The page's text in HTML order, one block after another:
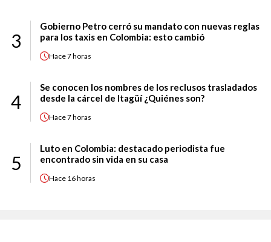
3
Gobierno Petro cerró su mandato con nuevas reglas
para los taxis en Colombia: esto cambió
Hace7 horas
4
Se conocen los nombres de los reclusos trasladados
desde la cárcel de Itagüí ¿Quiénes son?
Hace7 horas
5
Luto en Colombia: destacado periodista fue
encontrado sin vida en su casa
Hace 16 horas